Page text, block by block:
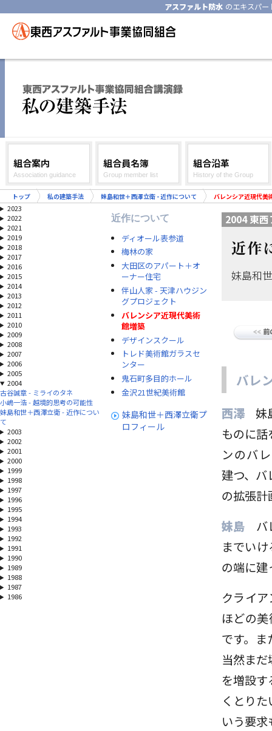
アスファルト防水 のエキスパ
組合案内
Association guidance
組合員名簿
Group member list
組合沿革
History of the Group
トップ 私の建築手法 妹島和世＋西澤立衛 - 近作について バレンシア近現代美
2023
2022
2021
2019
2018
2017
2016
2015
2014
2013
2012
2011
2010
2009
2008
2007
2006
2005
2004
古谷誠章 - ミライのタネ
小嶋一浩 - 越境的思考の可能性
妹島和世＋西澤立衛 - 近作につい
て
2003
2002
2001
2000
1999
1998
1997
1996
1995
1994
1993
1992
1991
1990
1989
1988
1987
1986
近作について
ディオール表参道
梅林の家
大田区のアパート＋オ
ーナー住宅
伴山人家 - 天津ハウジン
グプロジェクト
バレンシア近現代美術
館増築
デザインスクール
トレド美術館ガラスセ
ンター
鬼石町多目的ホール
金沢21世紀美術館
妹島和世＋西澤立衛プ
ロフィール
2004 東
近作
妹島和
バレ
西澤
妹
ものに
ンのバ
建つ、バ
の拡張計
妹島
バ
までい
の端に建
クライ
ほどの
です。
当然ま
を増設
くとり
いう要